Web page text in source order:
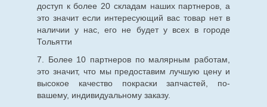
доступ к более 20 складам наших партнеров, а
это значит если интересующий вас товар нет в
наличии у нас, его не будет у всех в городе
Тольятти
7. Более 10 партнеров по малярным работам,
это значит, что мы предоставим лучшую цену и
высокое качество покраски запчастей, по-
вашему, индивидуальному заказу.